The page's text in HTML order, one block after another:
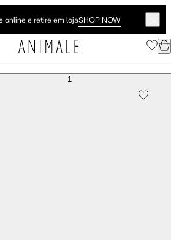
online e retire em lojaSHOP NOW